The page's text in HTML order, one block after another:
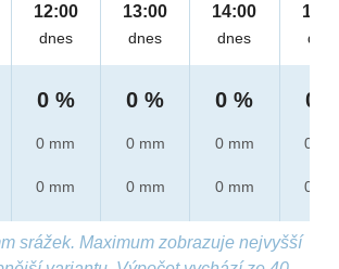
12:00
dnes
0 %
0 mm
0 mm
13:00
dnes
0 %
0 mm
0 mm
14:00
dnes
0 %
0 mm
0 mm
15:00
dnes
0 %
0 mm
0 mm
srážek. Maximum zobrazuje nejvyšší